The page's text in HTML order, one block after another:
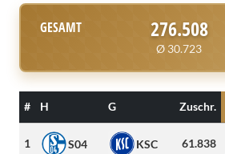
GESAMT 276.508
Ø 30.723
# H G Zuschr.
1 S04 KSC 61.838